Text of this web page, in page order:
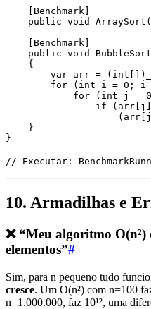
Benchmark
    public
void ArraySort
Benchmark
    public
void BubbleSort
    {
        var
arr = ( int [])
        for
( int i = 0 ; i
            for
( int j = 0
                if
( arr
    }
}
// Executar:
10. Armadilhas e
❌ “Meu algoritmo
elementos”#
Sim, para n pequeno tudo
cresce. Um O(n²) com n=100
n=1.000.000, faz 10¹², uma